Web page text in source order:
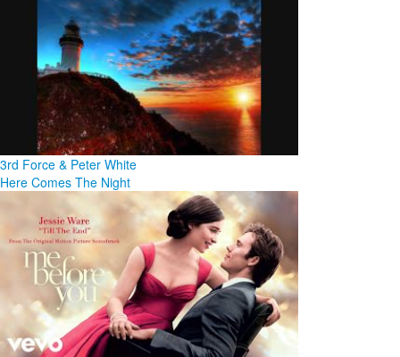
3rd Force & Peter White
Here Comes The Night